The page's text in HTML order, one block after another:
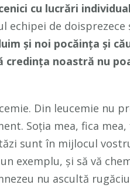
cu lucrări
echipei de doisprezece
și noi pocăința și
credința noastră nu
Din leucemie nu
Soția mea, fica
sunt în mijlocul
exemplu, și să vă
nu ascultă